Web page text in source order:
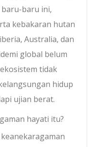
baru ini,
kebakaran hutan
Australia, dan
global belum
tidak
hidup
ujian berat.
hayati itu?